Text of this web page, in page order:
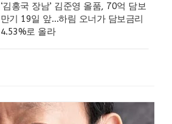
‘김홍국 장남’ 김준영 올품, 70억 담보
만기 19일 앞…하림 오너가 담보금리
4.53%로 올라